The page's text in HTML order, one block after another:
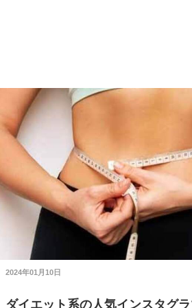
2024年01月10日
ダイエット系の人気インスタグ